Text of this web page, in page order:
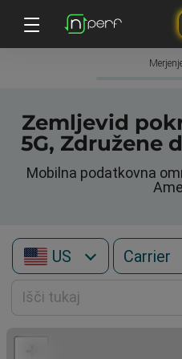
Zemljevid
5G, Združene
Mobilna podatkovna
US